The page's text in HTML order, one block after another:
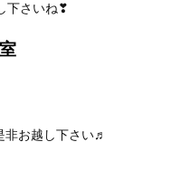
下さいね❣
非お越し下さい♬